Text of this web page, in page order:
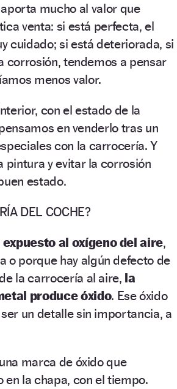
mucho al valor que
venta: si está perfecta, el
cuidado; si está deteriorada, si
corrosión, tendemos a pensar
menos valor.
con el estado de la
en venderlo tras un
con la carrocería. Y
pintura y evitar la corrosión
estado.
DEL COCHE?
al oxígeno del aire,
o porque hay algún defecto de
la carrocería al aire, la
produce óxido. Ese óxido
un detalle sin importancia, a
marca de óxido que
en la chapa, con el tiempo.